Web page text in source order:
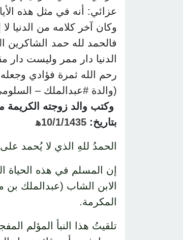
عزائي: أنه في مثل هذه
وكان آخر كلامه من الدنيا
فالحمد لله حمد الشاكرين
الدنيا دار ممر وليست دار
رحم الله ثمرة فؤادي
(والدة #عبدالملك –
وكتب والد زوجته الكريمة
بتاريخ: 10/1/1435ﻫ
الحمدُ للهِ الذي لا يُحمد
إن المسلم في هذه الحياة
المكرمة.
تلقيتُ هذا النبأ المؤلم